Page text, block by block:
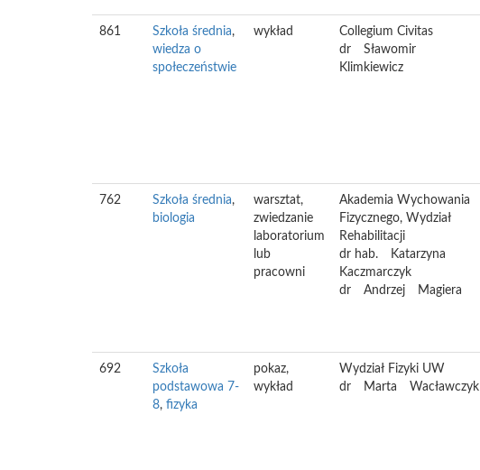
861 Szkoła średnia,
wiedza o
społeczeństwie
wykład
Collegium Civitas
dr
Sławomir
Klimkiewicz
762 Szkoła średnia,
biologia
warsztat,
zwiedzanie
laboratorium
lub
pracowni
Akademia Wychowania
Fizycznego, Wydział
Rehabilitacji
dr hab.
Katarzyna
Kaczmarczyk
dr
Andrzej Magiera
692
Szkoła
podstawowa 7-
8, fizyka
pokaz,
wykład
Wydział Fizyki UW
dr
Marta Wacławczyk